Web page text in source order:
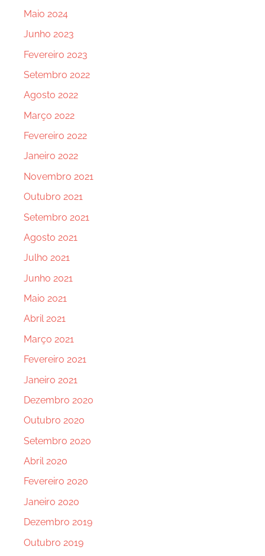
Maio 2024
Junho 2023
Fevereiro 2023
Setembro 2022
Agosto 2022
Março 2022
Fevereiro 2022
Janeiro 2022
Novembro 2021
Outubro 2021
Setembro 2021
Agosto 2021
Julho 2021
Junho 2021
Maio 2021
Abril 2021
Março 2021
Fevereiro 2021
Janeiro 2021
Dezembro 2020
Outubro 2020
Setembro 2020
Abril 2020
Fevereiro 2020
Janeiro 2020
Dezembro 2019
Outubro 2019